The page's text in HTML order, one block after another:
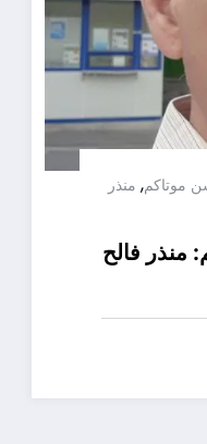
موتاكم, منذر
موتاكم / بقلم: منذر فالح